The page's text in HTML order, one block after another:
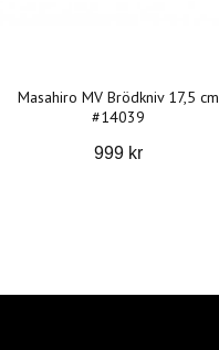
Masahiro MV Brödkniv 17,5 cm
#14039
999 kr